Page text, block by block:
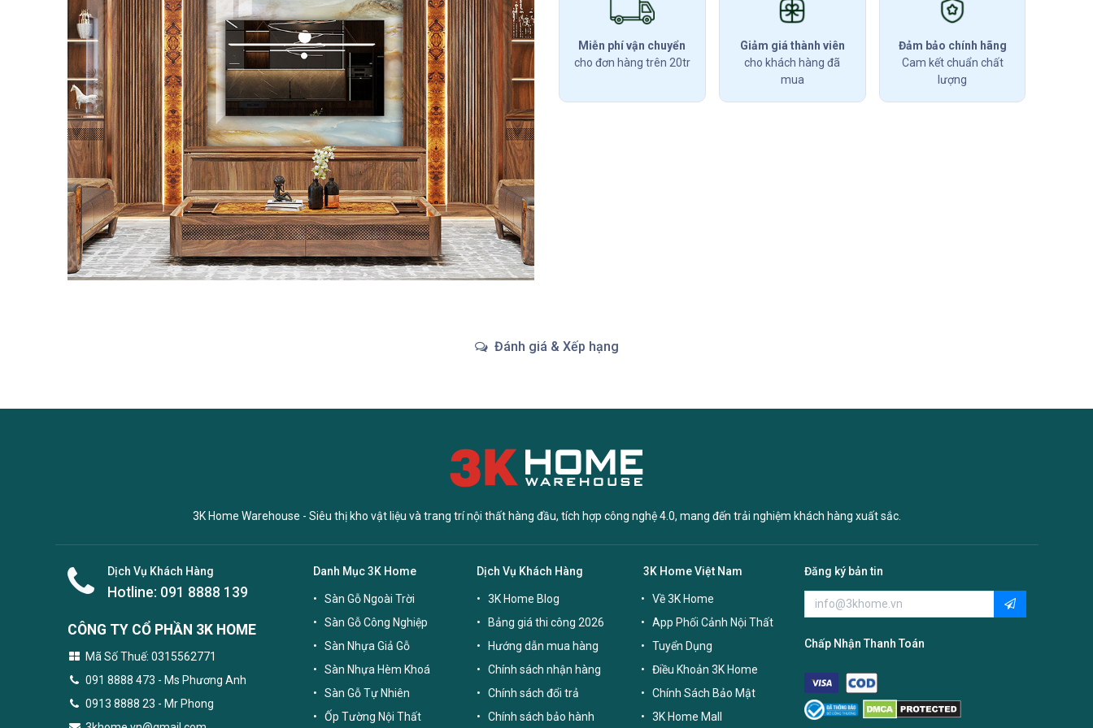
Miễn phí vận chuyển
cho đơn hàng trên 20tr
Giảm giá thành viên
cho khách hàng đã
mua
Đảm bảo chính hãng
Cam kết chuẩn chất
lượng
Đánh giá & Xếp hạng
3K Home Warehouse - Siêu thị kho vật liệu và trang trí nội thất hàng đầu, tích hợp công nghệ 4.0, mang đến trải nghiệm khách hàng xuất sắc.
Dịch Vụ Khách Hàng
Hotline: 091 8888 139
CÔNG TY CỔ PHẦN 3K HOME
Mã Số Thuế: 0315562771
091 8888 473 - Ms Phương Anh
0913 8888 23 - Mr Phong
Danh Mục 3K Home
Sàn Gỗ Ngoài Trời
Sàn Gỗ Công Nghiệp
Sàn Nhựa Giả Gỗ
Sàn Nhựa Hèm Khoá
Sàn Gỗ Tự Nhiên
Ốp Tường Nội Thất
Dịch Vụ Khách Hàng
3K Home Blog
Bảng giá thi công 2026
Hướng dẫn mua hàng
Chính sách nhận hàng
Chính sách đổi trả
Chính sách bảo hành
3K Home Việt Nam
Về 3K Home
App Phối Cảnh Nội Thất
Tuyển Dụng
Điều Khoản 3K Home
Chính Sách Bảo Mật
3K Home Mall
Đăng ký bản tin
Chấp Nhận Thanh Toán